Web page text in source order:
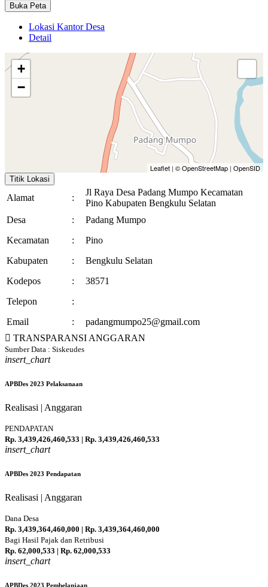
Buka Peta
Lokasi Kantor Desa
Detail
+
−
Leaflet | © OpenStreetMap | OpenSID
Titik Lokasi
Alamat :
Jl Raya Desa Padang Mumpo Kecamatan
Pino Kabupaten Bengkulu Selatan
Desa
:
Padang Mumpo
Kecamatan
:
Pino
Kabupaten
:
Bengkulu Selatan
Kodepos
:
38571
Telepon
:
Email
:
padangmumpo25@gmail.com
TRANSPARANSI ANGGARAN
Sumber Data : Siskeudes
insert_chart
APBDes 2023 Pelaksanaan
Realisasi | Anggaran
PENDAPATAN
Rp. 3,439,426,460,533 | Rp. 3,439,426,460,533
insert_chart
APBDes 2023 Pendapatan
Realisasi | Anggaran
Dana Desa
Rp. 3,439,364,460,000 | Rp. 3,439,364,460,000
Bagi Hasil Pajak dan Retribusi
Rp. 62,000,533 | Rp. 62,000,533
insert_chart
APBDes 2023 Pembelanjaan